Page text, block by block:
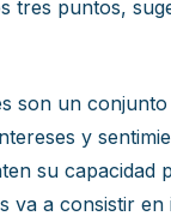
tres puntos,
son un
y
su
va a consistir